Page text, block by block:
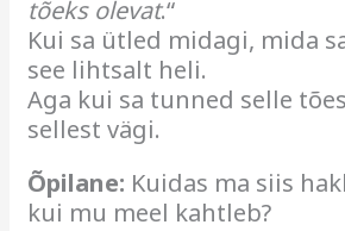
tõeks olevat.“
Kui sa ütled midagi, mida
see lihtsalt heli.
Aga kui sa tunned selle
sellest vägi.
Õpilane: Kuidas ma siis
kui mu meel kahtleb?